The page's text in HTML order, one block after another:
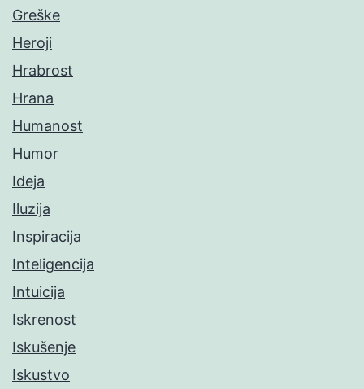
Greške
Heroji
Hrabrost
Hrana
Humanost
Humor
Ideja
Iluzija
Inspiracija
Inteligencija
Intuicija
Iskrenost
Iskušenje
Iskustvo